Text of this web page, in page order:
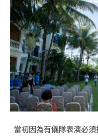
當初因為有儀隊表演必